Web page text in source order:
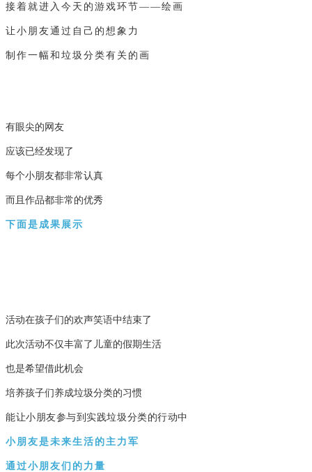
接着就进入今天的游戏环节——绘画
让小朋友通过自己的想象力
制作一幅和垃圾分类有关的画
有眼尖的网友
应该已经发现了
每个小朋友都非常认真
而且作品都非常的优秀
下面是成果展示
活动在孩子们的欢声笑语中结束了
此次活动不仅丰富了儿童的假期生活
也是希望借此机会
培养孩子们养成垃圾分类的习惯
能让小朋友参与到实践垃圾分类的行动中
小朋友是未来生活的主力军
通过小朋友们的力量